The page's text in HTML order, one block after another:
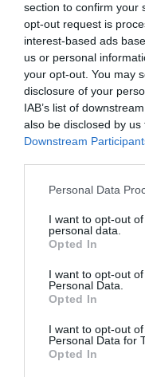
section to confirm your
opt-out request is
interest-based ads
us or personal
your opt-out. You may
disclosure of your
IAB’s list of
also be disclosed by
Downstream
Please note that this
not limited to your visit
grant or deny consent
use your data for
consent section.
Personal Data
I want to opt-out
personal data.
Opted In
I want to opt-out
Personal Data.
Opted In
I want to opt-out
Personal Data for
Opted In
Το σύμπτωμα
και μπορεί να
καρδιοπάθεια
31.07.2026 03:06
για δεκαετίες